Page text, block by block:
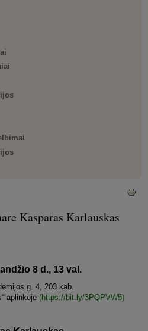
Kasparas Karlauskas
8 d., 13 val.
g. 4, 203 kab.
aplinkoje (https://bit.ly/3PQPVW5)